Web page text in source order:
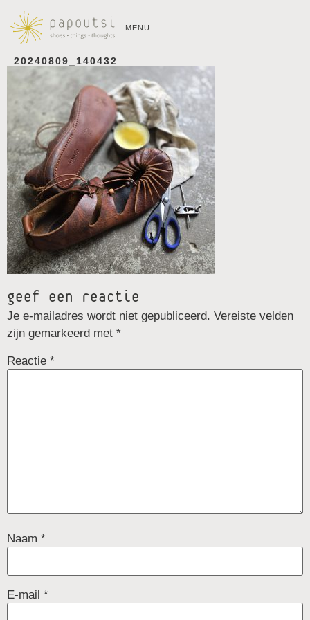
MENU
20240809_140432
geef een reactie
Je e-mailadres wordt niet gepubliceerd. Vereiste velden
zijn gemarkeerd met *
Reactie *
Naam *
E-mail *